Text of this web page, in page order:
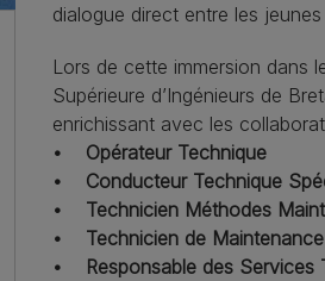
dialogue direct entre les jeunes
Lors de cette immersion dans
Supérieure d’Ingénieurs de
enrichissant avec les
• Opérateur Technique
• Conducteur Technique
• Technicien Méthodes
• Technicien de Maintenance
• Responsable des Services